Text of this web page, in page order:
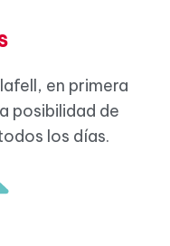
en primera
posibilidad de
los días.